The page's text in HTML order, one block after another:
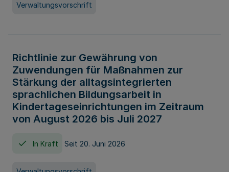
Verwaltungsvorschrift
Richtlinie zur Gewährung von
Zuwendungen für Maßnahmen zur
Stärkung der alltagsintegrierten
sprachlichen Bildungsarbeit in
Kindertageseinrichtungen im Zeitraum
von August 2026 bis Juli 2027
In Kraft Seit 20. Juni 2026